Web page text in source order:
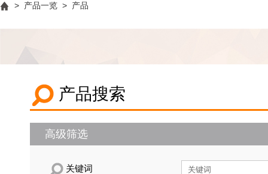
> 产品一览 > 产品
产品搜索
高级筛选
关键词